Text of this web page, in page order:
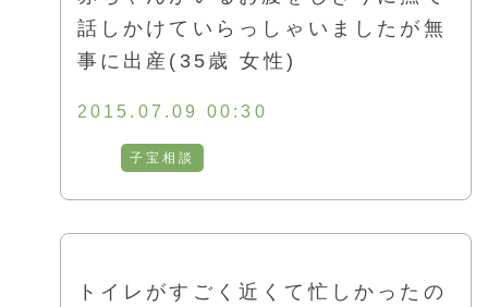
話しかけていらっしゃいましたが無
事に出産(35歳 女性)
2015.07.09 00:30
子宝相談
トイレがすごく近くて忙しかったの